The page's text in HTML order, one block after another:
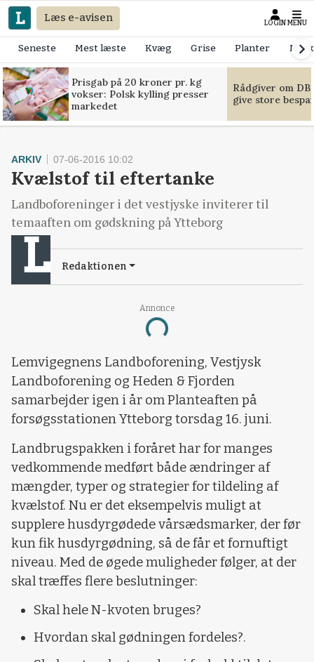
Læs e-avisen LOGIN MENU
Seneste Mest læste Kvæg Grise Planter
Prisgab på 20 kroner pr. kg
vokser: Polsk kylling presser
markedet
Rådgiver om
give store
Annonce
Loading...
ARKIV 07-06-2016 10:02
Kvælstof til eftertanke
Landboforeninger i det vestjyske inviterer til
temaaften om gødskning på Ytteborg
Redaktionen
Lemvigegnens Landboforening, Vestjysk
Landboforening og Heden & Fjorden
samarbejder igen i år om Planteaften på
forsøgsstationen Ytteborg torsdag 16. juni.
Landbrugspakken i foråret har for manges
vedkommende medført både ændringer af
mængder, typer og strategier for tildeling af
kvælstof. Nu er det eksempelvis muligt at
supplere husdyrgødede vårsædsmarker, der før
kun fik husdyrgødning, så de får et fornuftigt
niveau. Med de øgede muligheder følger, at der
skal træffes flere beslutninger:
Skal hele N-kvoten bruges?
Hvordan skal gødningen fordeles?.